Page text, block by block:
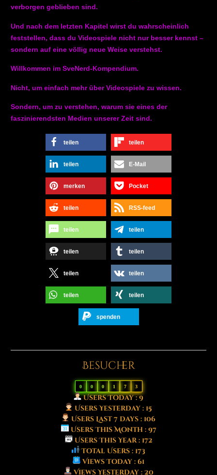
verborgen geblieben sind.
Und nach dem letzten Kapitel wirst du wahrscheinlich
feststellen, dass du Videospiele nicht nur besser kennst –
sondern auf eine völlig neue Weise verstehst.
Willkommen im SveNerd-Kompendium.
Nicht, um einfach mehr über Videospiele zu wissen.
Sondern, um zu verstehen, warum sie eines der
faszinierendsten Medien unserer Zeit sind.
teilen teilen
teilen E-Mail
merken Pocket
teilen RSS-feed
teilen teilen
teilen teilen
teilen teilen
teilen teilen
spenden
Besucher
0 0 0 1 7 3
Users Today : 9
Users Yesterday : 15
Users Last 7 days : 106
Users This Month : 97
Users This Year : 172
Total Users : 173
Views Today : 61
Views Yesterday : 20